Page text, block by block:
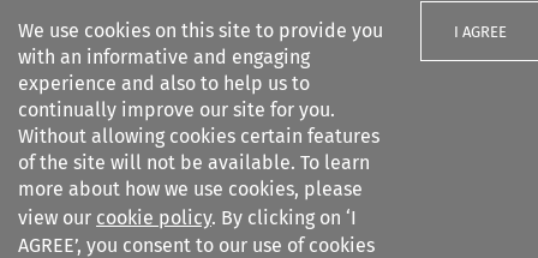
We use cookies on this site to provide you
with an informative and engaging
experience and also to help us to
continually improve our site for you.
Without allowing cookies certain features
of the site will not be available. To learn
more about how we use cookies, please
view our cookie policy. By clicking on ‘I
AGREE’, you consent to our use of cookies
I AGREE
Search filters
ASA Bulletin